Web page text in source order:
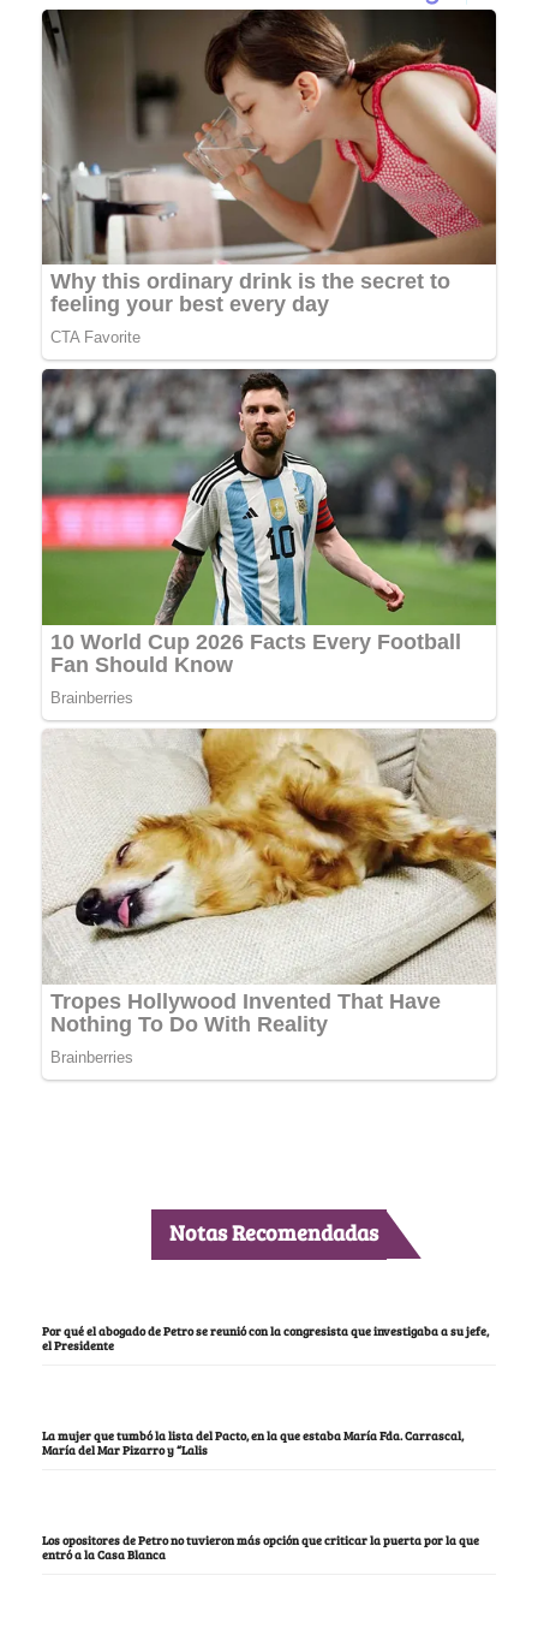
Notas Recomendadas
Por qué el abogado de Petro se reunió con la congresista que investigaba a su jefe,
el Presidente
La mujer que tumbó la lista del Pacto, en la que estaba María Fda. Carrascal,
María del Mar Pizarro y “Lalis
Los opositores de Petro no tuvieron más opción que criticar la puerta por la que
entró a la Casa Blanca